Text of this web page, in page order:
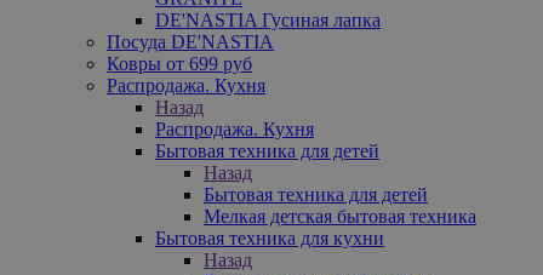
DE'NASTIA Гусиная лапка
Посуда DE'NASTIA
Ковры от 699 руб
Распродажа. Кухня
Назад
Распродажа. Кухня
Бытовая техника для детей
Назад
Бытовая техника для детей
Мелкая детская бытовая техника
Бытовая техника для кухни
Назад